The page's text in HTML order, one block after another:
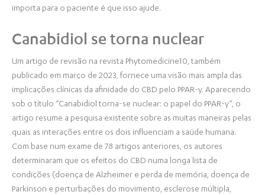
importa para o paciente é que isso ajude.
Canabidiol se torna nuclear
Um artigo de revisão na revista Phytomedicine10, também
publicado em março de 2023, fornece uma visão mais ampla das
implicações clínicas da afinidade do CBD pelo PPAR-y. Aparecendo
sob o título “Canabidiol torna-se nuclear: o papel do PPAR-y”, o
artigo resume a pesquisa existente sobre as muitas maneiras pelas
quais as interações entre os dois influenciam a saúde humana.
Com base num exame de 78 artigos anteriores, os autores
determinaram que os efeitos do CBD numa longa lista de
condições (doença de Alzheimer e perda de memória, doença de
Parkinson e perturbações do movimento, esclerose múltipla,